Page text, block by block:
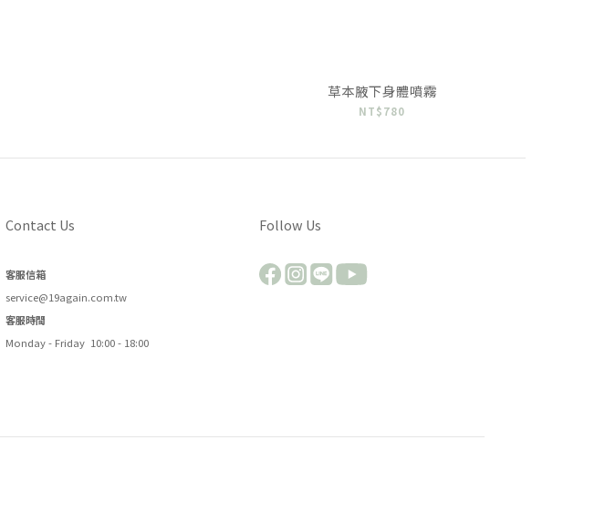
草本腋下身體噴霧
NT$780
Contact Us
客服信箱
service@19again.com.tw
客服時間
Monday - Friday 10:00 - 18:00
Follow Us